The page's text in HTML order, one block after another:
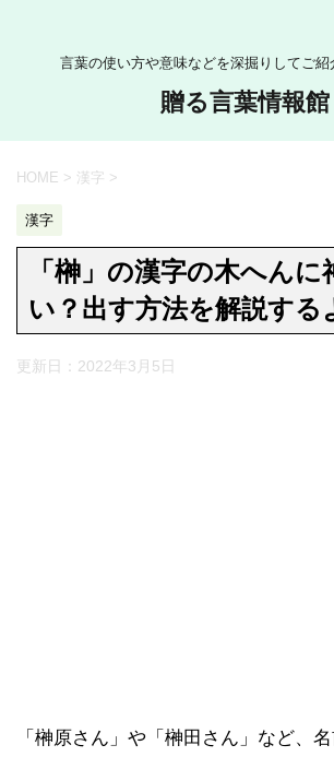
言葉の使い方や意味などを深掘りしてご紹
贈る言葉情報館
HOME > 漢字 >
漢字
「榊」の漢字の木へんに
い？出す方法を解説する
更新日： 2022年3月5日
「榊原さん」や「榊田さん」など、